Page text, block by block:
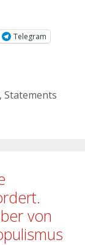
Telegram
, Statements
von